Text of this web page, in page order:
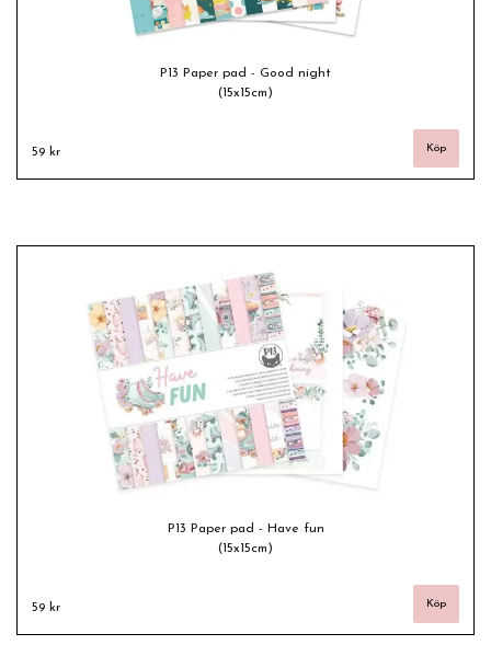
P13 Paper pad - Good night
(15x15cm)
59 kr
P13 Paper pad - Have fun
(15x15cm)
59 kr